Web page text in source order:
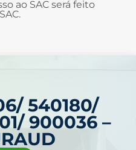
ao SAC será feito
540180/
900036 –